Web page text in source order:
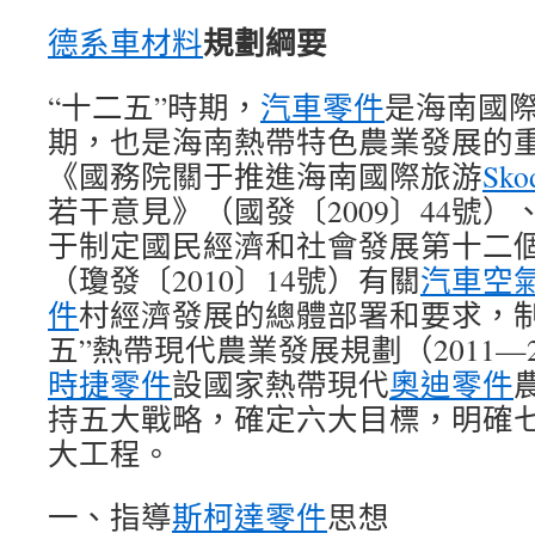
德系車材料規劃綱要
“十二五”時期， 汽車零件是海南國
期，也是海南熱帶特色農業發展的
《國務院關于推進海南國際旅游
若干意見》（國發〔2009〕44號）
于制定國民經濟和社會發展第十二
（瓊發〔2010〕14號）有關汽車空
件村經濟發展的總體部署和要求，
五”熱帶現代農業發展規劃（
時捷零件設國家熱帶現代奧迪零件
持五大戰略，確定六大目標，明確
大工程。
一、指導斯柯達零件思想